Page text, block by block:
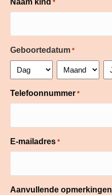
Naam kind *
Geboortedatum *
Telefoonnummer *
E-mailadres *
Aanvullende opmerkingen